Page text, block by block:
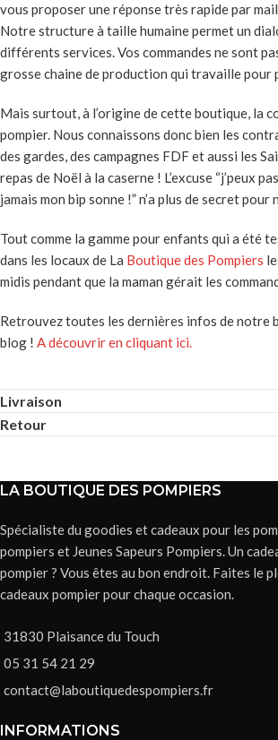
vous proposer une réponse très rapide par
Notre structure à taille humaine permet un
différents services. Vos commandes ne sont
grosse chaine de production qui travaille pour
Mais surtout, à l’origine de cette boutique, la
pompier. Nous connaissons donc bien les
des gardes, des campagnes FDF et aussi les
repas de Noël à la caserne ! L’excuse “j’peux
jamais mon bip sonne !” n’a plus de secret pour
Tout comme la gamme pour enfants qui a été
dans les locaux de La Boutique des Pompiers
midis pendant que la maman gérait les
Retrouvez toutes les dernières infos de notre
blog ! A découvrir en cliquant ici.
Livraison
Retour
LA BOUTIQUE DES POMPIERS
Spécialiste du goodies et cadeaux pour les
pompiers et Jeunes Sapeurs Pompiers. Un
pompier ? Vous êtes au bon endroit. Faites le
cadeaux pompier pour chaque occasion.
31830 Plaisance du Touch
05 31 54 21 29
contact@laboutiquedespompiers.fr
INFORMATIONS